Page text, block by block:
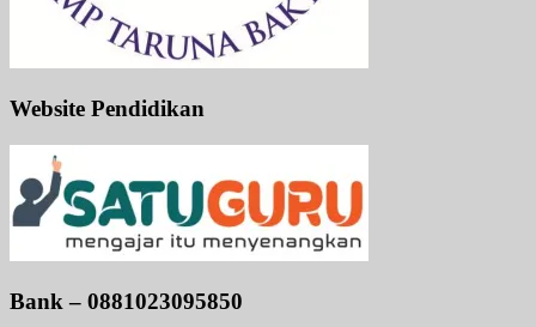
Website Pendidikan
Bank – 0881023095850